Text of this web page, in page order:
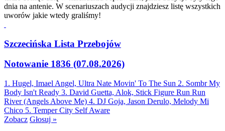
dnia na antenie. W scenariuszach audycji znajdziesz listę wszystkich
uworów jakie wtedy graliśmy!
Szczecińska Lista Przebojów
Notowanie 1836 (07.08.2026)
1. Hugel, Imael Angel, Ultra Nate Movin' To The Sun 2. Sombr My
Body Isn't Ready 3. David Guetta, Alok, Stick Figure Run Run
River (Angels Above Me) 4. DJ Goja, Jason Derulo, Melody Mi
Chico 5. Temper City Self Aware
Zobacz Głosuj »